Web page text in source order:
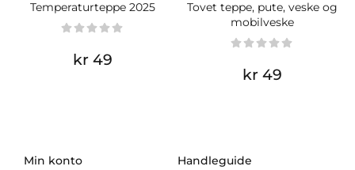
Temperaturteppe 2025
kr 49
Tovet teppe, pute, veske og
mobilveske
kr 49
Min konto Handleguide